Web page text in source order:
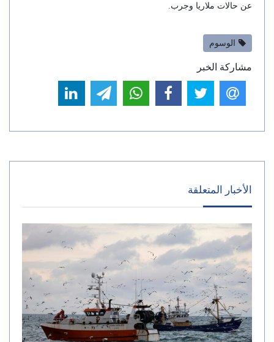
عن حالات ملاريا وجرب.
الوسوم
مشاركة الخبر
الأخبار المتعلقة